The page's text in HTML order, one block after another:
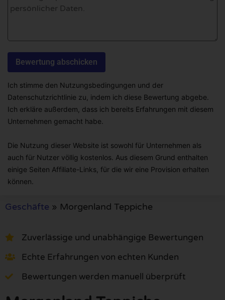
Ich stimme den Nutzungsbedingungen und der
Datenschutzrichtlinie zu, indem ich diese Bewertung abgebe.
Ich erkläre außerdem, dass ich bereits Erfahrungen mit diesem
Unternehmen gemacht habe.
Die Nutzung dieser Website ist sowohl für Unternehmen als
auch für Nutzer völlig kostenlos. Aus diesem Grund enthalten
einige Seiten Affiliate-Links, für die wir eine Provision erhalten
können.
Geschäfte » Morgenland Teppiche
Zuverlässige und unabhängige Bewertungen
Echte Erfahrungen von echten Kunden
Bewertungen werden manuell überprüft